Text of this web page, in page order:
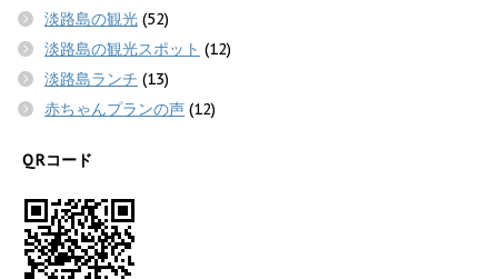
淡路島の観光 (52)
淡路島の観光スポット (12)
淡路島ランチ (13)
赤ちゃんプランの声 (12)
QRコード